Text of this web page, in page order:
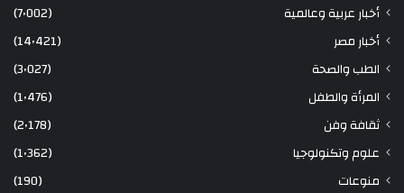
أخبار عربية وعالمية
(7٬002)
أخبار مصر
(14٬421)
الطب والصحة
(3٬027)
المرأة والطفل
(1٬476)
ثقافة وفن
(2٬178)
علوم وتكنولوجيا
(1٬362)
منوعات
(190)